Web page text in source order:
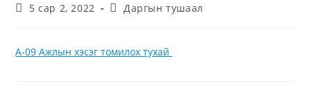
5 сар 2, 2022 Даргын тушаал
А-09 Ажлын хэсэг томилох тухай